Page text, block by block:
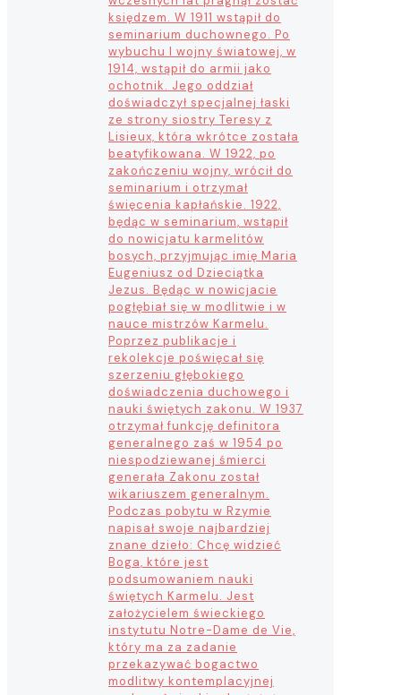
księdzem. W 1911 wstąpił do
seminarium duchownego. Po
wybuchu I wojny światowej, w
1914, wstąpił do armii jako
ochotnik. Jego oddział
doświadczył specjalnej łaski
ze strony siostry Teresy z
Lisieux, która wkrótce została
beatyfikowana. W 1922, po
zakończeniu wojny, wrócił do
seminarium i otrzymał
święcenia kapłańskie. 1922,
będąc w seminarium, wstąpił
do nowicjatu karmelitów
bosych, przyjmując imię Maria
Eugeniusz od Dzieciątka
Jezus. Będąc w nowicjacie
pogłębiał się w modlitwie i w
nauce mistrzów Karmelu.
Poprzez publikacje i
rekolekcje poświęcał się
szerzeniu głębokiego
doświadczenia duchowego i
nauki świętych zakonu. W 1937
otrzymał funkcję definitora
generalnego zaś w 1954 po
niespodziewanej śmierci
generała Zakonu został
wikariuszem generalnym.
Podczas pobytu w Rzymie
napisał swoje najbardziej
znane dzieło: Chcę widzieć
Boga, które jest
podsumowaniem nauki
świętych Karmelu. Jest
założycielem świeckiego
instytutu Notre-Dame de Vie,
który ma za zadanie
przekazywać bogactwo
modlitwy kontemplacyjnej